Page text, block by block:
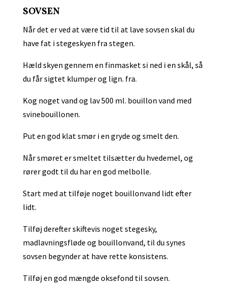
SOVSEN
Når det er ved at være tid til at lave sovsen skal du
have fat i stegeskyen fra stegen.
Hæld skyen gennem en finmasket si ned i en skål, så
du får sigtet klumper og lign. fra.
Kog noget vand og lav 500 ml. bouillon vand med
svinebouillonen.
Put en god klat smør i en gryde og smelt den.
Når smøret er smeltet tilsætter du hvedemel, og
rører godt til du har en god melbolle.
Start med at tilføje noget bouillonvand lidt efter
lidt.
Tilføj derefter skiftevis noget stegesky,
madlavningsfløde og bouillonvand, til du synes
sovsen begynder at have rette konsistens.
Tilføj en god mængde oksefond til sovsen.